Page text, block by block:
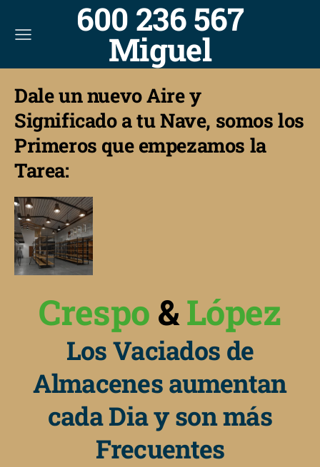
600 236 567
Miguel
Dale un nuevo Aire y
Significado a tu Nave, somos los
Primeros que empezamos la
Tarea:
Crespo &López
Los Vaciados de
Almacenes aumentan
cada Dia y son más
Frecuentes